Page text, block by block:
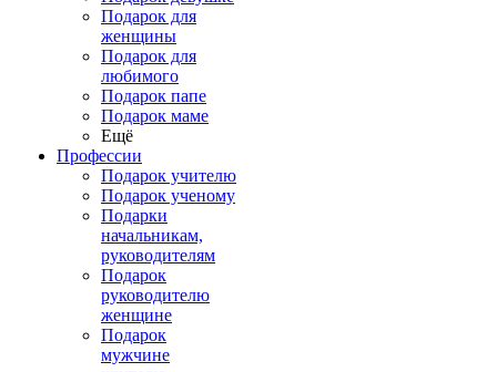
Подарок для
женщины
Подарок для
любимого
Подарок папе
Подарок маме
Ещё
Профессии
Подарок учителю
Подарок ученому
Подарки
начальникам,
руководителям
Подарок
руководителю
женщине
Подарок
мужчине